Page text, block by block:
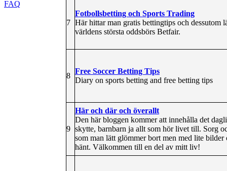
FAQ
7
Fotbollsbetting och Sports Trading
Här hittar man gratis bettingtips och dessutom
världens största oddsbörs Betfair.
8
Free Soccer Betting Tips
Diary on sports betting and free betting tips
9
Här och där och överallt
Den här bloggen kommer att innehålla det
skytte, barnbarn ja allt som hör livet till. Sorg
som man lätt glömmer bort men med lite
hänt. Välkommen till en del av mitt liv!